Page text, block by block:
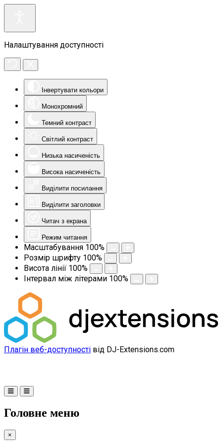
Налаштування доступності
Інвертувати кольори
Монохромний
Темний контраст
Світлий контраст
Низька насиченість
Висока насиченість
Виділити посилання
Виділити заголовки
Читач з екрана
Режим читання
Масштабування 100%
Розмір шрифту 100%
Висота лінії 100%
Інтервал між літерами 100%
Плагін веб-доступності від DJ-Extensions.com
Головне меню
×